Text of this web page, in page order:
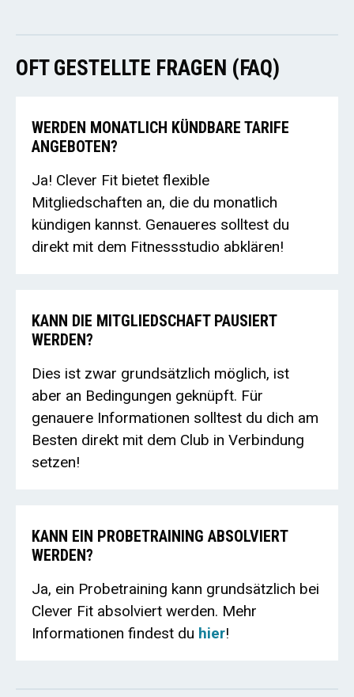
OFT GESTELLTE FRAGEN (FAQ)
WERDEN MONATLICH KÜNDBARE TARIFE
ANGEBOTEN?
Ja! Clever Fit bietet flexible
Mitgliedschaften an, die du monatlich
kündigen kannst. Genaueres solltest du
direkt mit dem Fitnessstudio abklären!
KANN DIE MITGLIEDSCHAFT PAUSIERT
WERDEN?
Dies ist zwar grundsätzlich möglich, ist
aber an Bedingungen geknüpft. Für
genauere Informationen solltest du dich am
Besten direkt mit dem Club in Verbindung
setzen!
KANN EIN PROBETRAINING ABSOLVIERT
WERDEN?
Ja, ein Probetraining kann grundsätzlich bei
Clever Fit absolviert werden. Mehr
Informationen findest du hier!